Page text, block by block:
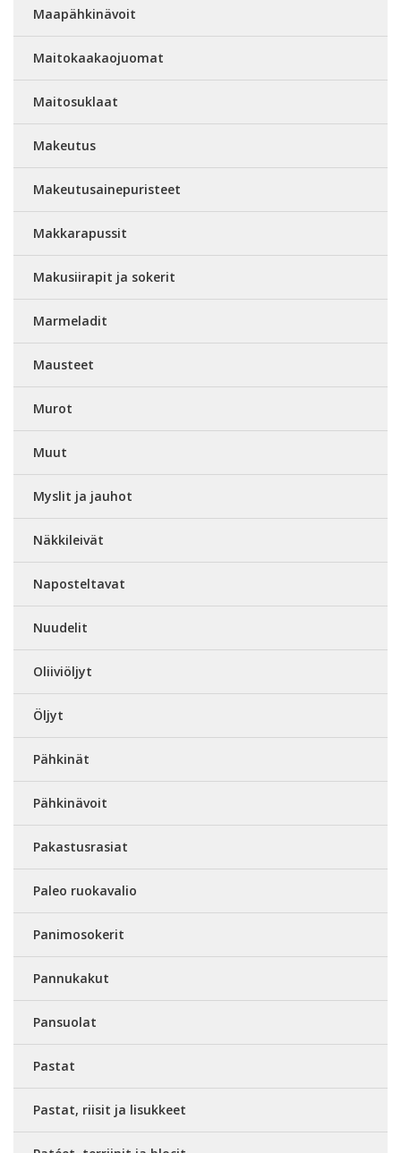
Maapähkinävoit
Maitokaakaojuomat
Maitosuklaat
Makeutus
Makeutusainepuristeet
Makkarapussit
Makusiirapit ja sokerit
Marmeladit
Mausteet
Murot
Muut
Myslit ja jauhot
Näkkileivät
Naposteltavat
Nuudelit
Oliiviöljyt
Öljyt
Pähkinät
Pähkinävoit
Pakastusrasiat
Paleo ruokavalio
Panimosokerit
Pannukakut
Pansuolat
Pastat
Pastat, riisit ja lisukkeet